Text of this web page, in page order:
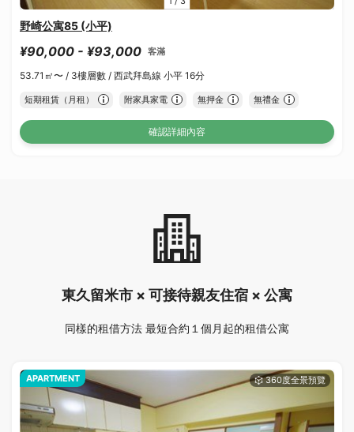
野崎公寓85 (小平)
¥90,000 - ¥93,000 客滿
53.71㎡〜 / 3樓層數 / 西武拜島線 小平 16分
短期租賃（月租） 附家具家電 無押金 無禮金
確認詳細內容
東久留米市 × 可接待親友住宿 × 公寓
同樣的租借方法 最短合約１個月起的租借公寓
APARTMENT